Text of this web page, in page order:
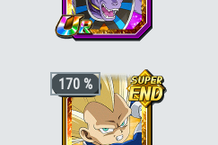
bonus si aussi"Chercheurs de boules
de cristal"
+3 ki, +200% HP & +170% ATT/DEF
pour la catégorie "Divin","Destructeurs
de planètes"ou"Héritier", +50% stats
bonus si aussi"Être légendaire"
de fratrie"ou"Boss des films"
170 %